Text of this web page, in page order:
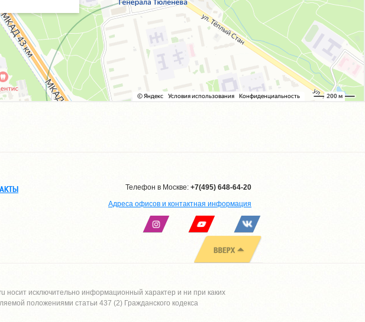
Телефон в Москве: +7(495) 648-64-20
Адреса офисов и контактная информация
носит исключительно информационный характер и ни при каких
положениями статьи 437 (2) Гражданского кодекса